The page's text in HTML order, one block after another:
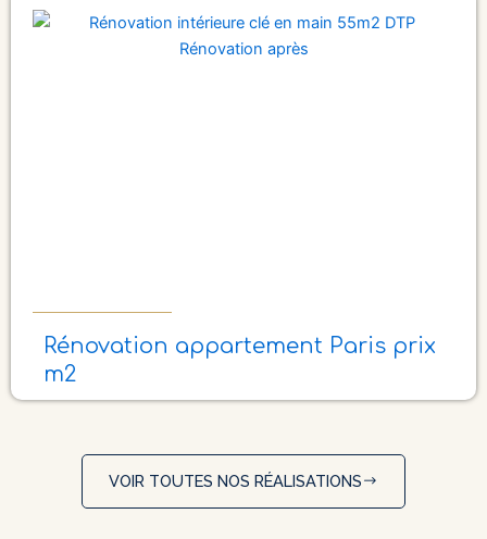
Rénovation appartement Paris prix
m2
VOIR TOUTES NOS RÉALISATIONS